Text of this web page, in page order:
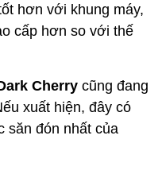
hơn với khung máy,
cấp hơn so với thế
Cherry cũng đang
xuất hiện, đây có
săn đón nhất của